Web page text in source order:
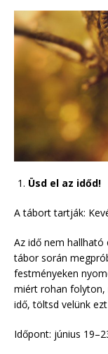
Üsd el az időd!
A tábort tartják:
Az idő nem
tábor során
festményeken
miért rohan folyton,
idő, töltsd velünk
Időpont: június